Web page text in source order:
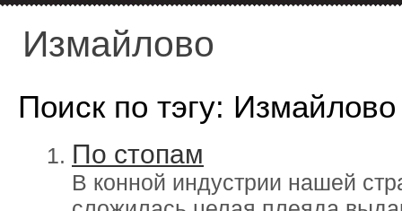
Измайлово
Поиск по тэгу: Измайлово
По стопам
В конной индустрии нашей